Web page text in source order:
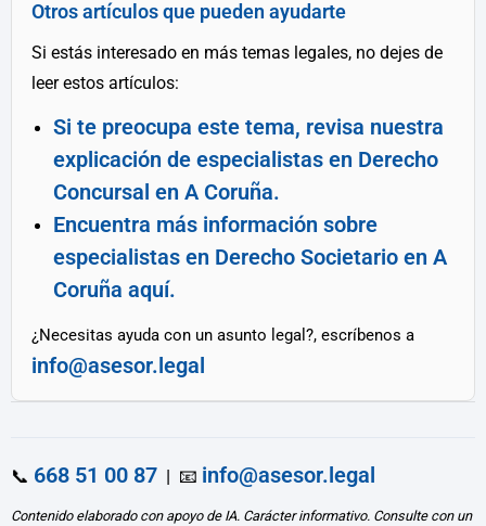
Otros artículos que pueden ayudarte
Si estás interesado en más temas legales, no dejes de
leer estos artículos:
Si te preocupa este tema, revisa nuestra
explicación de especialistas en Derecho
Concursal en A Coruña.
Encuentra más información sobre
especialistas en Derecho Societario en A
Coruña aquí.
¿Necesitas ayuda con un asunto legal?, escríbenos a
info@asesor.legal
📞 668 51 00 87 | 📧 info@asesor.legal
Contenido elaborado con apoyo de IA. Carácter informativo. Consulte con un